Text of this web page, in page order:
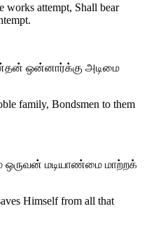
works attempt, Shall bear
ஒன்னார்க்கு அடிமை
family, Bondsmen to them
ஒருவன் மடியாண்மை மாற்றக்
Himself from all that